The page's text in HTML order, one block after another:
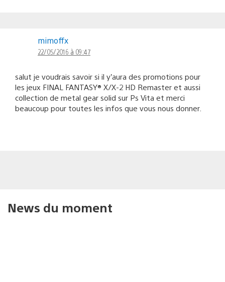
mimoffx
22/05/2016 à 09:47
salut je voudrais savoir si il y’aura des promotions pour
les jeux FINAL FANTASY® X/X-2 HD Remaster et aussi
collection de metal gear solid sur Ps Vita et merci
beaucoup pour toutes les infos que vous nous donner.
News du moment